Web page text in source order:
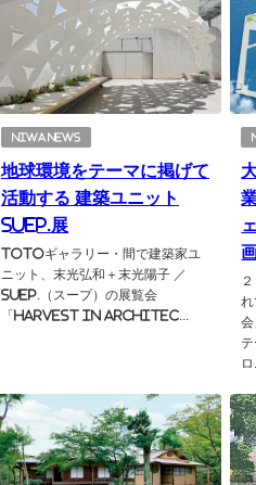
NIWA NEWS
地球環境をテーマに掲げて
活動する 建築ユニット
SUEP.展
TOTOギャラリー・間で建築家ユ
ニット、末光弘和＋末光陽子 ／
SUEP.（スープ）の展覧会
「Harvest in Architec...
ロ